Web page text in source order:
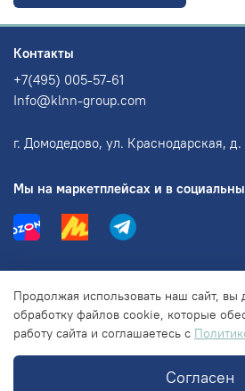
Информация
Правовая информация
Контакты
+7(495) 005-57-61
Info@klnn-group.com
г. Домодедово, ул. Краснодарская, д.
Мы на маркетплейсах и в
Продолжая использовать наш сайт, вы
обработку файлов cookie, которые
работу сайта и соглашаетесь с
Согласен